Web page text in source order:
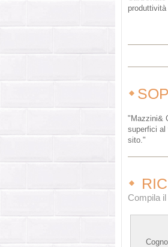
"Mazzini&
superfici al
sito."
Compila